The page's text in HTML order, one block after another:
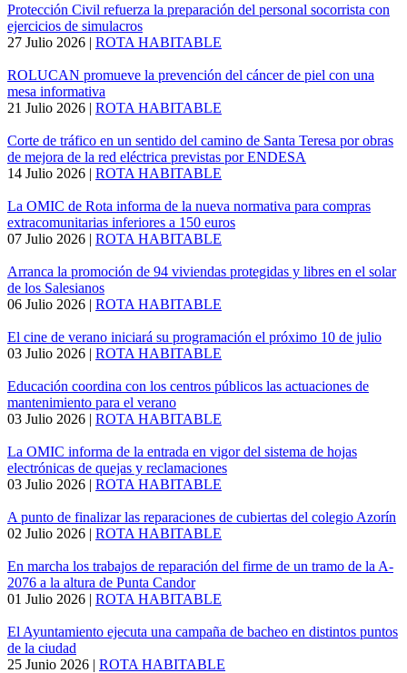
Protección Civil refuerza la preparación del personal socorrista con
ejercicios de simulacros
27 Julio 2026 | ROTA HABITABLE
ROLUCAN promueve la prevención del cáncer de piel con una
mesa informativa
21 Julio 2026 | ROTA HABITABLE
Corte de tráfico en un sentido del camino de Santa Teresa por obras
de mejora de la red eléctrica previstas por ENDESA
14 Julio 2026 | ROTA HABITABLE
La OMIC de Rota informa de la nueva normativa para compras
extracomunitarias inferiores a 150 euros
07 Julio 2026 | ROTA HABITABLE
Arranca la promoción de 94 viviendas protegidas y libres en el solar
de los Salesianos
06 Julio 2026 | ROTA HABITABLE
El cine de verano iniciará su programación el próximo 10 de julio
03 Julio 2026 | ROTA HABITABLE
Educación coordina con los centros públicos las actuaciones de
mantenimiento para el verano
03 Julio 2026 | ROTA HABITABLE
La OMIC informa de la entrada en vigor del sistema de hojas
electrónicas de quejas y reclamaciones
03 Julio 2026 | ROTA HABITABLE
A punto de finalizar las reparaciones de cubiertas del colegio Azorín
02 Julio 2026 | ROTA HABITABLE
En marcha los trabajos de reparación del firme de un tramo de la A-
2076 a la altura de Punta Candor
01 Julio 2026 | ROTA HABITABLE
El Ayuntamiento ejecuta una campaña de bacheo en distintos puntos
de la ciudad
25 Junio 2026 | ROTA HABITABLE